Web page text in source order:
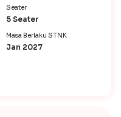
Seater
5 Seater
Masa Berlaku STNK
Jan 2027